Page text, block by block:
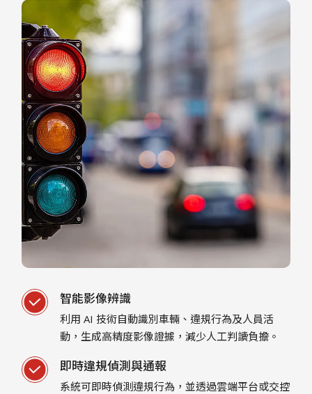
智能影像辨識
利用 AI 技術自動識別車輛、違規行為及人員活
動，生成高精度影像證據，減少人工判讀負擔。
即時違規偵測與通報
系統可即時偵測違規行為，並透過雲端平台或交控